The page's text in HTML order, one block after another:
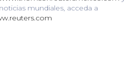
mundiales, acceda a